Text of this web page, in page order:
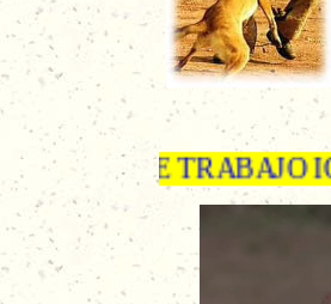
DE TRABAJO